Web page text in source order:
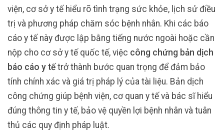
viện, cơ sở y tế hiểu rõ tình trạng sức khỏe, lịch sử điều
trị và phương pháp chăm sóc bệnh nhân. Khi các báo
cáo y tế này được lập bằng tiếng nước ngoài hoặc cần
nộp cho cơ sở y tế quốc tế, việc công chứng bản dịch
báo cáo y tếtrở thành bước quan trọng để đảm bảo
tính chính xác và giá trị pháp lý của tài liệu. Bản dịch
công chứng giúp bệnh viện, cơ quan y tế và bác sĩ hiểu
đúng thông tin y tế, bảo vệ quyền lợi bệnh nhân và tuân
thủ các quy định pháp luật.